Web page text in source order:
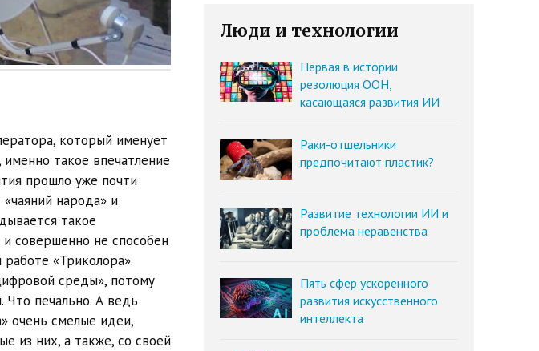
который именует
такое впечатление
прошло уже почти
народа» и
такое
совершенно не способен
«Триколора».
среды», потому
Что печально. А ведь
очень смелые идеи,
из них, а также, со своей
Люди и технологии
Первая в истории
резолюция ООН,
касающаяся развития ИИ
Раки-отшельники
предпочитают пластик?
Развитие технологии ИИ и
проблема неравенства
Пять сфер ускоренного
развития искусственного
интеллекта